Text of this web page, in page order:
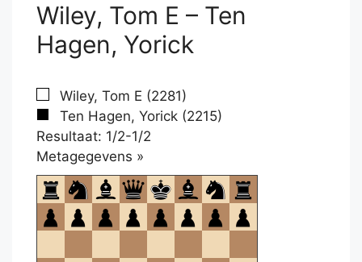
Wiley, Tom E – Ten
Hagen, Yorick
Wiley, Tom E (2281)
Ten Hagen, Yorick (2215)
Resultaat: 1/2-1/2
Metagegevens »
om
te
openen.